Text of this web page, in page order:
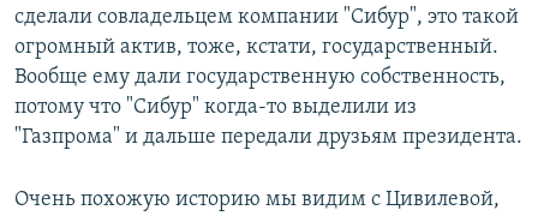
сделали совладельцем компании "Сибур", это такой
огромный актив, тоже, кстати, государственный.
Вообще ему дали государственную собственность,
потому что "Сибур" когда-то выделили из
"Газпрома" и дальше передали друзьям президента.
Очень похожую историю мы видим с Цивилевой,